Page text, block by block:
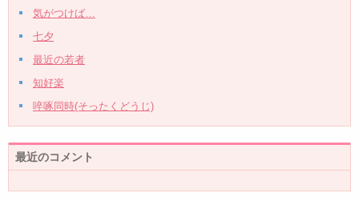
気がつけば…
七夕
最近の若者
知好楽
啐啄同時(そったくどうじ)
最近のコメント